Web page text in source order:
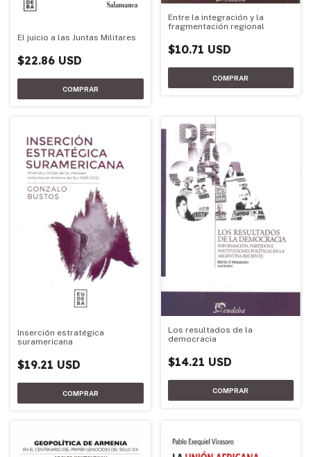
El juicio a las Juntas Militares
$22.86 USD
Entre la integración y la
fragmentación regional
$10.71 USD
Inserción estratégica
suramericana
$19.21 USD
Los resultados de la
democracia
$14.21 USD